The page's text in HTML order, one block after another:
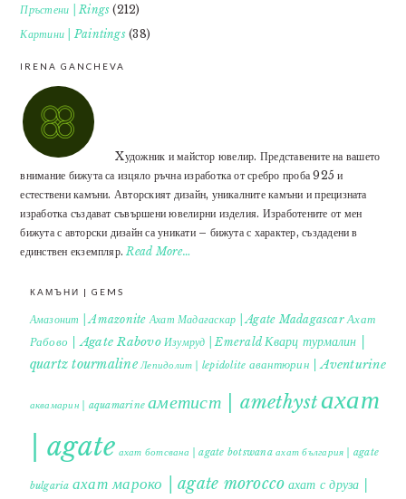
Пръстени | Rings (212)
Картини | Paintings(38)
IRENA GANCHEVA
Xудожник и майстор ювелир. Представените на вашето
внимание бижута са изцяло ръчна изработка от сребро проба 925 и
естествени камъни. Авторският дизайн, уникалните камъни и прецизната
изработка създават съвършени ювелирни изделия. Изработените от мен
бижута с авторски дизайн са уникати – бижута с характер, създадени в
единствен екземпляр. Read More…
КАМЪНИ | GEMS
Амазонит | Amazonite Ахат Мадагаскар | Agate Madagascar Ахат
Рабово | Agate Rabovo Изумруд | Emerald Кварц турмалин |
quartz tourmaline Лепидолит | lepidolite авантюрин | Aventurine
аквамарин | aquamarine аметист | amethystахат
| agate ахат ботсвана | agate botswana ахат българия | agate
bulgaria ахат мароко | agate morocco ахат с друза |